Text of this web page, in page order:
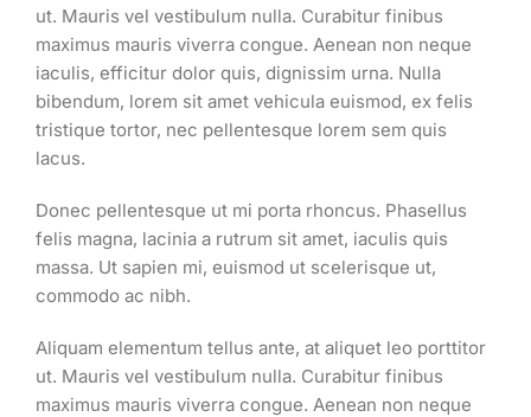
ut. Mauris vel vestibulum nulla. Curabitur finibus
maximus mauris viverra congue. Aenean non neque
iaculis, efficitur dolor quis, dignissim urna. Nulla
bibendum, lorem sit amet vehicula euismod, ex felis
tristique tortor, nec pellentesque lorem sem quis
lacus.
Donec pellentesque ut mi porta rhoncus. Phasellus
felis magna, lacinia a rutrum sit amet, iaculis quis
massa. Ut sapien mi, euismod ut scelerisque ut,
commodo ac nibh.
Aliquam elementum tellus ante, at aliquet leo porttitor
ut. Mauris vel vestibulum nulla. Curabitur finibus
maximus mauris viverra congue. Aenean non neque